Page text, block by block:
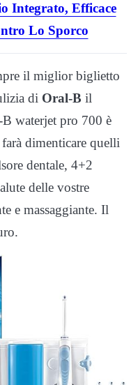
Integrato, Efficace
Lo Sporco
il miglior biglietto
di Oral-B il
waterjet pro 700 è
dimenticare quelli
dentale, 4+2
delle vostre
e massaggiante. Il